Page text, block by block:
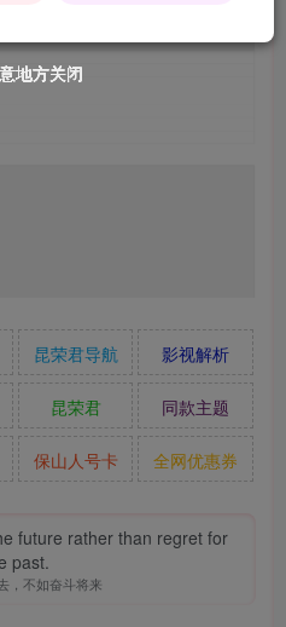
昆荣君导航 影视解析
昆荣君 同款主题
保山人号卡 全网优惠券
future rather than regret for
past.
，不如奋斗将来
地方关闭
地方关闭
地方关闭
地方关闭
地方关闭
地方关闭